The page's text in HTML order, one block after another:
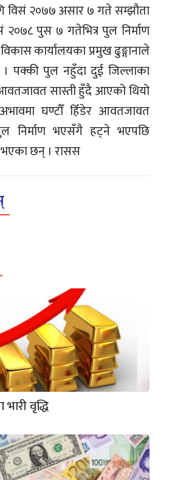
विसं २०७७ असार ७ गते सम्झौता
२०७८ पुस ७ गतेभित्र पुल निर्माण
कार्यालयका प्रमुख ढुङ्गानाले
। पक्की पुल नहुँदा दुई जिल्लाका
सास्ती हुँदै आएको थियो
घण्टौँ हिँडेर आवतजावत
पुल निर्माण भएसँगै हट्ने भएपछि
छन् । रासस
वृद्धि